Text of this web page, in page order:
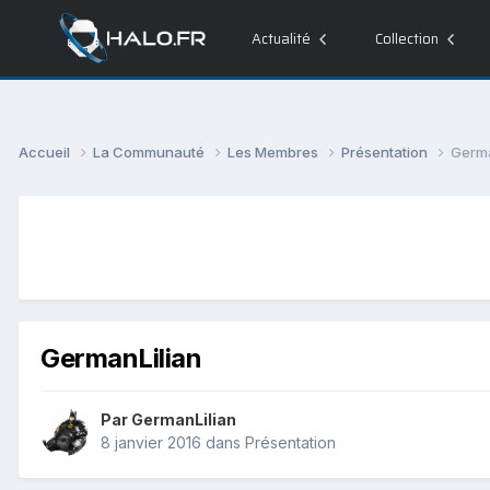
Actualité Collection
Accueil La Communauté Les Membres Présentation
GermanLilian
Par GermanLilian
8 janvier 2016 dans Présentation